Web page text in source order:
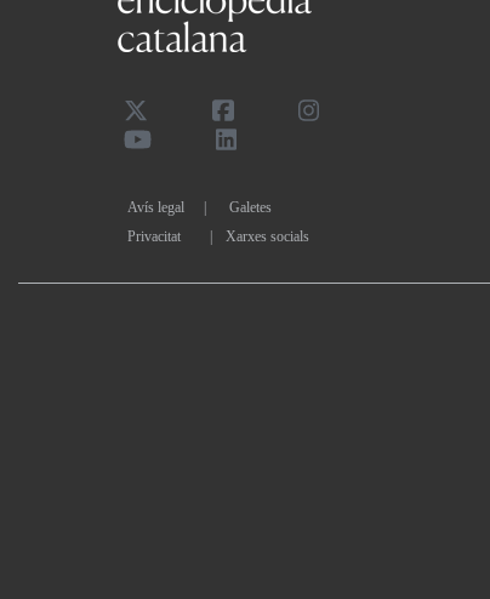
Avís legal
Galetes
Privacitat
| Xarxes socials